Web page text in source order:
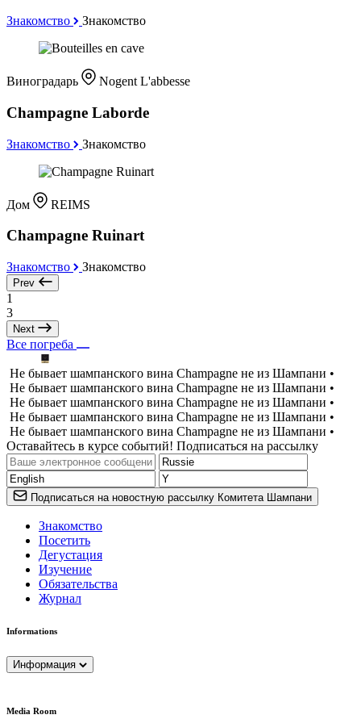
Знакомство Знакомство
Виноградарь Nogent L'abbesse
Champagne Laborde
Знакомство Знакомство
Дом REIMS
Champagne Ruinart
Знакомство Знакомство
Prev
1
3
Next
Все погреба
Не бывает шампанского вина Champagne не из Шампани •
Не бывает шампанского вина Champagne не из Шампани •
Не бывает шампанского вина Champagne не из Шампани •
Не бывает шампанского вина Champagne не из Шампани •
Не бывает шампанского вина Champagne не из Шампани •
Оставайтесь в курсе событий! Подписаться на рассылку
Подписаться на новостную рассылку Комитета Шампани
Знакомство
Посетить
Дегустация
Изучение
Обязательства
Журнал
Informations
Информация
Media Room